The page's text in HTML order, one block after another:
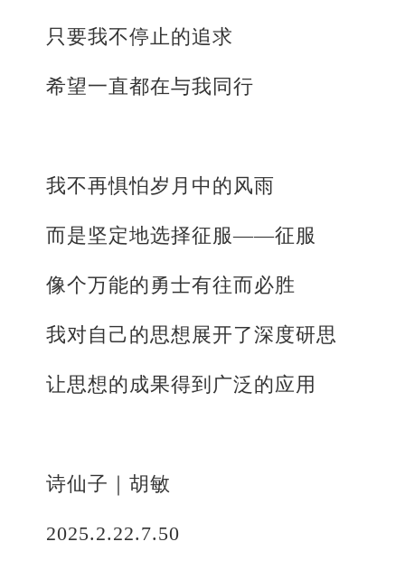
只要我不停止的追求
希望一直都在与我同行
我不再惧怕岁月中的风雨
而是坚定地选择征服——征服
像个万能的勇士有往而必胜
我‍对自己的思想展开了深度研思
让思想的成果得到广泛的应用
诗仙子｜胡敏
2025.2.22.7.50